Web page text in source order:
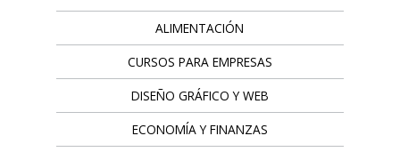
ALIMENTACIÓN
CURSOS PARA EMPRESAS
DISEÑO GRÁFICO Y WEB
ECONOMÍA Y FINANZAS